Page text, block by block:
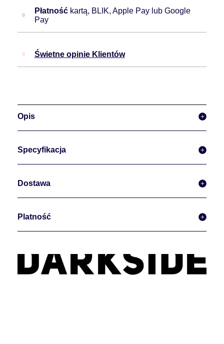
Płatność kartą, BLIK, Apple Pay lub Google
Pay
Świetne opinie Klientów
Opis
Specyfikacja
Dostawa
Platność